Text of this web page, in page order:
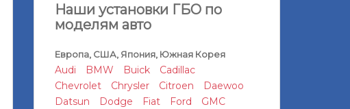
Наши установки ГБО по
моделям авто
Европа, США, Япония, Южная Корея
Audi BMW Buick
Cadillac
Chevrolet
Chrysler Citroen
Daewoo
Datsun
Dodge Fiat Ford
GMC